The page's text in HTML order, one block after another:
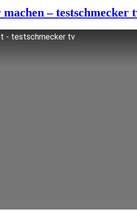
– testschmecker
- testschmecker tv